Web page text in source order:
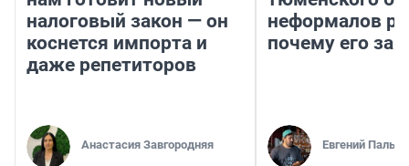
налоговый закон — он
коснется импорта и
даже репетиторов
Анастасия Завгородняя
неформалов
почему его
Евгений